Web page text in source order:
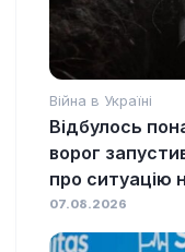
Війна в Україні
Відбулось
ворог
про ситуацію
07.08.2026